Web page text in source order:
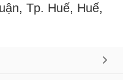
Tp. Huế, Huế,